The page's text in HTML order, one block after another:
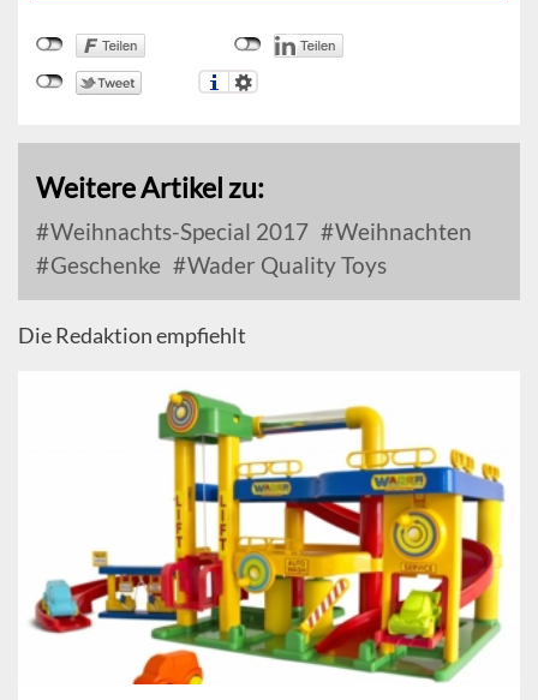
Weitere Artikel zu:
Weihnachts-Special 2017
Weihnachten
Geschenke
Wader Quality Toys
Die Redaktion empfiehlt